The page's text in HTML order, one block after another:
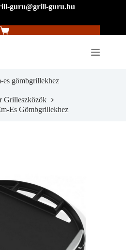
guru@grill-guru.hu
es gömbgrillekhez
Grilleszközök
Es Gömbgrillekhez